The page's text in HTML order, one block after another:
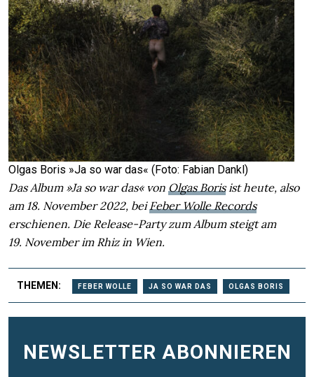
Olgas Boris »Ja so war das« (Foto: Fabian Dankl)
Das Album »Ja so war das« von Olgas Borisist heute, also
am 18. November 2022, beiFeber Wolle Records
erschienen. Die Release-Party zum Album steigt am
19. November im Rhiz in Wien.
THEMEN: FEBER WOLLE JA SO WAR DAS OLGAS BORIS
NEWSLETTER ABONNIEREN